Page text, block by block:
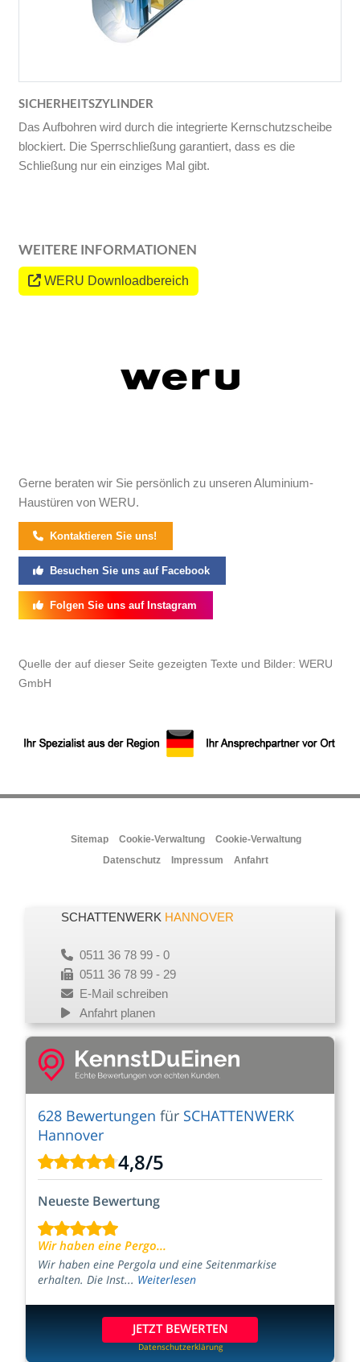
SICHERHEITSZYLINDER
Das Aufbohren wird durch die integrierte Kernschutzscheibe
blockiert. Die Sperrschließung garantiert, dass es die
Schließung nur ein einziges Mal gibt.
WEITERE INFORMATIONEN
WERU Downloadbereich
Gerne beraten wir Sie persönlich zu unseren Aluminium-
Haustüren von WERU.
Kontaktieren Sie uns!
Besuchen Sie uns auf Facebook
Folgen Sie uns auf Instagram
Quelle der auf dieser Seite gezeigten Texte und Bilder: WERU
GmbH
Sitemap Cookie-Verwaltung
Cookie-Verwaltung
Datenschutz
Impressum Anfahrt
SCHATTENWERK HANNOVER
0511 36 78 99 - 0
0511 36 78 99 - 29
E-Mail schreiben
Anfahrt planen
628 Bewertungen für SCHATTENWERK
Hannover
4,8/5
Neueste Bewertung
Wir haben eine Pergo...
Wir haben eine Pergola und eine Seitenmarkise
erhalten. Die Inst... Weiterlesen
JETZT BEWERTEN
Datenschutzerklärung